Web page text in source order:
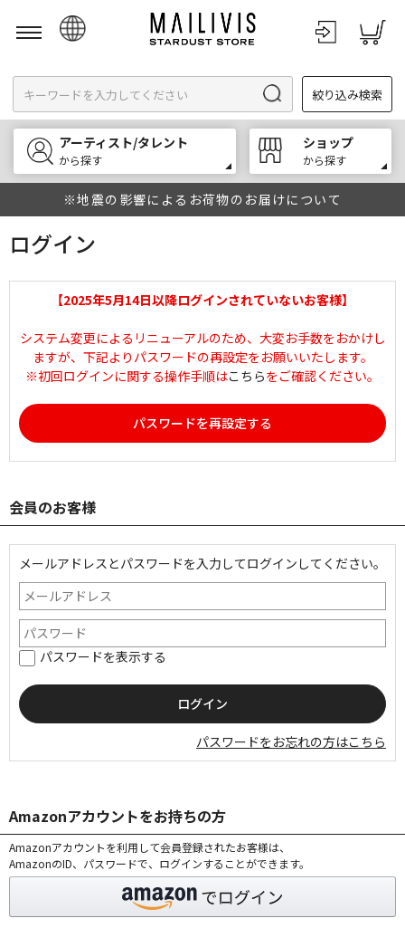
English
한국어
中文
絞り込み検索
アーティスト/タレント
から探す
ショップ
から探す
※地震の影響によるお荷物のお届けについて
ログイン
【2025年5月14日以降ログインされていないお客様】
システム変更によるリニューアルのため、大変お手数をおかけし
ますが、下記よりパスワードの再設定をお願いいたします。
※初回ログインに関する操作手順はこちらをご確認ください。
パスワードを再設定する
会員のお客様
メールアドレスとパスワードを入力してログインしてください。
パスワードを表示する
パスワードをお忘れの方はこちら
Amazonアカウントをお持ちの方
Amazonアカウントを利用して会員登録されたお客様は、
AmazonのID、パスワードで、ログインすることができます。